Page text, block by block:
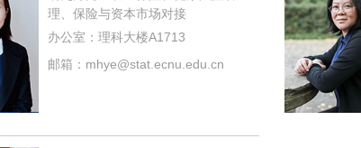
理、保险与资本市场对接
办公室：理科大楼A1713
邮箱：mhye@stat.ecnu.edu.cn